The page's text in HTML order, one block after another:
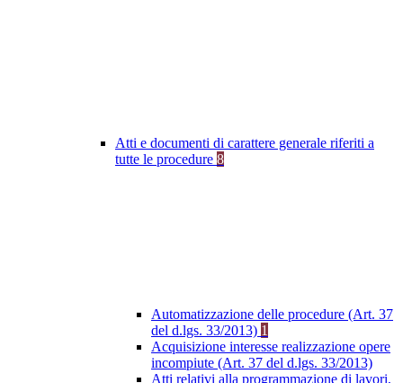
Atti e documenti di carattere generale riferiti a
tutte le procedure 8
Automatizzazione delle procedure (Art. 37
del d.lgs. 33/2013) 1
Acquisizione interesse realizzazione opere
incompiute (Art. 37 del d.lgs. 33/2013)
Atti relativi alla programmazione di lavori,